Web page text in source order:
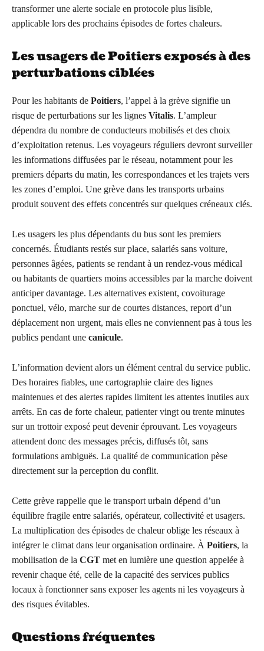
transformer une alerte sociale en protocole plus lisible,
applicable lors des prochains épisodes de fortes chaleurs.
Les usagers de Poitiers exposés à des
perturbations ciblées
Pour les habitants de Poitiers, l’appel à la grève signifie un
risque de perturbations sur les lignes Vitalis. L’ampleur
dépendra du nombre de conducteurs mobilisés et des choix
d’exploitation retenus. Les voyageurs réguliers devront surveiller
les informations diffusées par le réseau, notamment pour les
premiers départs du matin, les correspondances et les trajets vers
les zones d’emploi. Une grève dans les transports urbains
produit souvent des effets concentrés sur quelques créneaux clés.
Les usagers les plus dépendants du bus sont les premiers
concernés. Étudiants restés sur place, salariés sans voiture,
personnes âgées, patients se rendant à un rendez-vous médical
ou habitants de quartiers moins accessibles par la marche doivent
anticiper davantage. Les alternatives existent, covoiturage
ponctuel, vélo, marche sur de courtes distances, report d’un
déplacement non urgent, mais elles ne conviennent pas à tous les
publics pendant une canicule.
L’information devient alors un élément central du service public.
Des horaires fiables, une cartographie claire des lignes
maintenues et des alertes rapides limitent les attentes inutiles aux
arrêts. En cas de forte chaleur, patienter vingt ou trente minutes
sur un trottoir exposé peut devenir éprouvant. Les voyageurs
attendent donc des messages précis, diffusés tôt, sans
formulations ambiguës. La qualité de communication pèse
directement sur la perception du conflit.
Cette grève rappelle que le transport urbain dépend d’un
équilibre fragile entre salariés, opérateur, collectivité et usagers.
La multiplication des épisodes de chaleur oblige les réseaux à
intégrer le climat dans leur organisation ordinaire. À Poitiers, la
mobilisation de la CGT met en lumière une question appelée à
revenir chaque été, celle de la capacité des services publics
locaux à fonctionner sans exposer les agents ni les voyageurs à
des risques évitables.
Questions fréquentes